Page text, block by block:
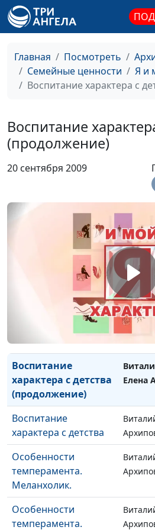
Главная Посмотреть
Семейные ценности
Я и
Воспитание характера с
Воспитание
(продолжение)
20 сентября 2009
Дисциплина и
наставничество
Влияние церкви
Горшечник и глина
Двойные стандарты
Божья генетика
Неподдельные
Влияние личного
Загадка славянской
души
Воспитание
характера с детства
(продолжение)
Елена
Воспитание
характера с детства
Особенности
темперамента.
Меланхолик.
Особенности
темперамента.